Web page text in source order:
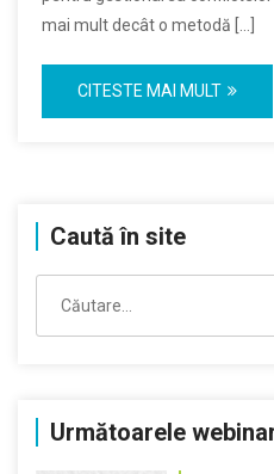
mai mult decât o metodă […]
CITESTE MAI MULT
Caută în site
după:
Următoarele